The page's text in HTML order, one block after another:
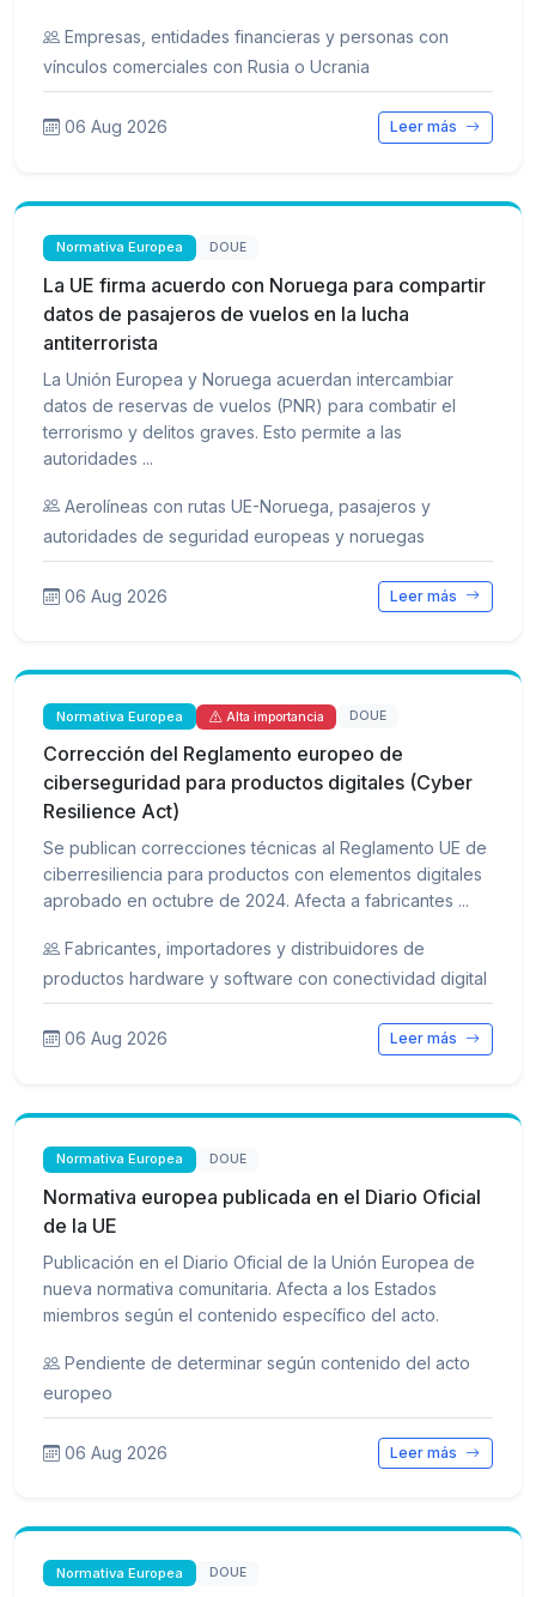
Empresas, entidades financieras y personas con
vínculos comerciales con Rusia o Ucrania
06 Aug 2026 Leer más
Normativa Europea DOUE
La UE firma acuerdo con Noruega para compartir
datos de pasajeros de vuelos en la lucha
antiterrorista
La Unión Europea y Noruega acuerdan intercambiar
datos de reservas de vuelos (PNR) para combatir el
terrorismo y delitos graves. Esto permite a las
autoridades ...
Aerolíneas con rutas UE-Noruega, pasajeros y
autoridades de seguridad europeas y noruegas
06 Aug 2026 Leer más
Normativa Europea Alta importancia DOUE
Corrección del Reglamento europeo de
ciberseguridad para productos digitales (Cyber
Resilience Act)
Se publican correcciones técnicas al Reglamento UE de
ciberresiliencia para productos con elementos digitales
aprobado en octubre de 2024. Afecta a fabricantes ...
Fabricantes, importadores y distribuidores de
productos hardware y software con conectividad digital
06 Aug 2026 Leer más
Normativa Europea DOUE
Normativa europea publicada en el Diario Oficial
de la UE
Publicación en el Diario Oficial de la Unión Europea de
nueva normativa comunitaria. Afecta a los Estados
miembros según el contenido específico del acto.
Pendiente de determinar según contenido del acto
europeo
06 Aug 2026 Leer más
Normativa Europea DOUE